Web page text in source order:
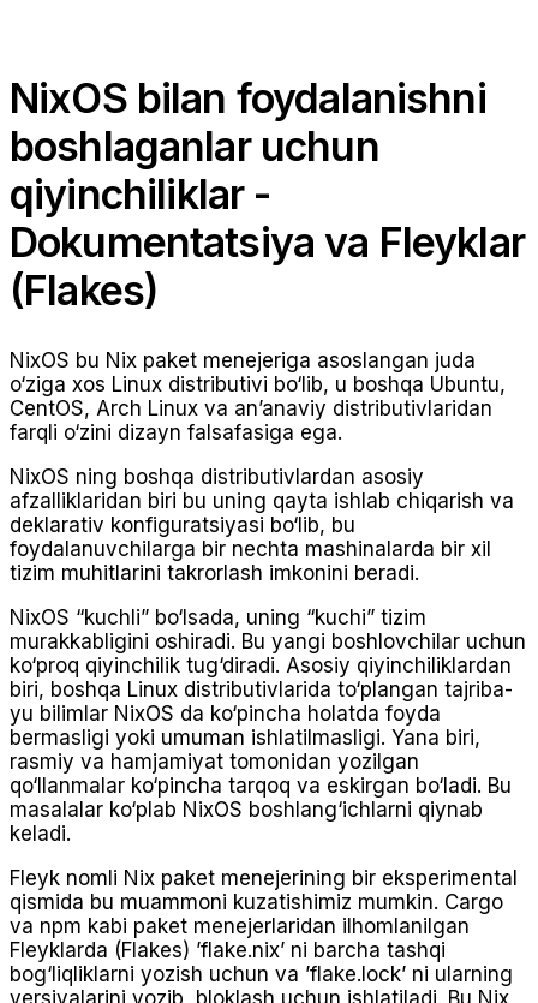
NixOS bilan foydalanishni
boshlaganlar uchun
qiyinchiliklar -
Dokumentatsiya va Fleyklar
(Flakes)
NixOS bu Nix paket menejeriga asoslangan juda
o‘ziga xos Linux distributivi bo‘lib, u boshqa Ubuntu,
CentOS, Arch Linux va an’anaviy distributivlaridan
farqli o‘zini dizayn falsafasiga ega.
NixOS ning boshqa distributivlardan asosiy
afzalliklaridan biri bu uning qayta ishlab chiqarish va
deklarativ konfiguratsiyasi bo‘lib, bu
foydalanuvchilarga bir nechta mashinalarda bir xil
tizim muhitlarini takrorlash imkonini beradi.
NixOS “kuchli” bo‘lsada, uning “kuchi” tizim
murakkabligini oshiradi. Bu yangi boshlovchilar uchun
ko‘proq qiyinchilik tug‘diradi. Asosiy qiyinchiliklardan
biri, boshqa Linux distributivlarida to‘plangan tajriba-
yu bilimlar NixOS da ko‘pincha holatda foyda
bermasligi yoki umuman ishlatilmasligi. Yana biri,
rasmiy va hamjamiyat tomonidan yozilgan
qo‘llanmalar ko‘pincha tarqoq va eskirgan bo‘ladi. Bu
masalalar ko‘plab NixOS boshlang‘ichlarni qiynab
keladi.
Fleyk nomli Nix paket menejerining bir eksperimental
qismida bu muammoni kuzatishimiz mumkin. Cargo
va npm kabi paket menejerlaridan ilhomlanilgan
Fleyklarda (Flakes) ’flake.nix’ ni barcha tashqi
bog‘liqliklarni yozish uchun va ’flake.lock’ ni ularning
versiyalarini yozib, bloklash uchun ishlatiladi. Bu Nix